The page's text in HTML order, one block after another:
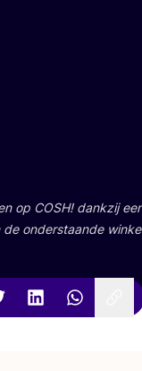
op COSH! dank­zij
onder­staan­de